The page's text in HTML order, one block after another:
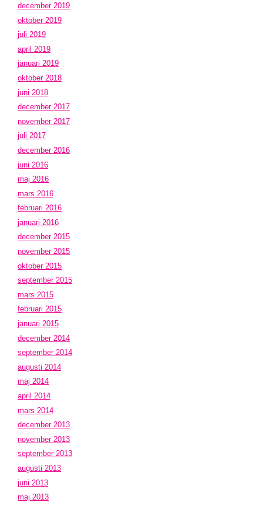
december 2019
oktober 2019
juli 2019
april 2019
januari 2019
oktober 2018
juni 2018
december 2017
november 2017
juli 2017
december 2016
juni 2016
maj 2016
mars 2016
februari 2016
januari 2016
december 2015
november 2015
oktober 2015
september 2015
mars 2015
februari 2015
januari 2015
december 2014
september 2014
augusti 2014
maj 2014
april 2014
mars 2014
december 2013
november 2013
september 2013
augusti 2013
juni 2013
maj 2013